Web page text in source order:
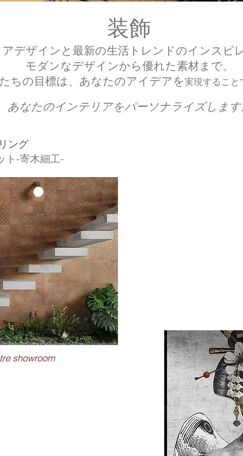
装飾
デザインと最新の生活トレンドのインスピ
モダンなデザインから優れた素材まで、
ちの目標は、あなたのアイデアを実現すること
あなたのインテリアをパーソナライズします
ング
ト-寄木細工-
showroom